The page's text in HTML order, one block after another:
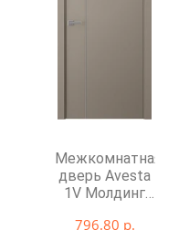
Межкомнатная
дверь Avesta
1V Молдинг
796.80 р.